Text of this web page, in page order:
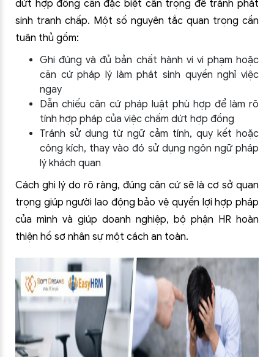
dứt hợp đồng cần đặc biệt cẩn trọng để tránh phát
sinh tranh chấp. Một số nguyên tắc quan trọng cần
tuân thủ gồm:
Ghi đúng và đủ bản chất hành vi vi phạm hoặc
căn cứ pháp lý làm phát sinh quyền nghỉ việc
ngay
Dẫn chiếu căn cứ pháp luật phù hợp để làm rõ
tính hợp pháp của việc chấm dứt hợp đồng
Tránh sử dụng từ ngữ cảm tính, quy kết hoặc
công kích, thay vào đó sử dụng ngôn ngữ pháp
lý khách quan
Cách ghi lý do rõ ràng, đúng căn cứ sẽ là cơ sở quan
trọng giúp người lao động bảo vệ quyền lợi hợp pháp
của mình và giúp doanh nghiệp, bộ phận HR hoàn
thiện hồ sơ nhân sự một cách an toàn.